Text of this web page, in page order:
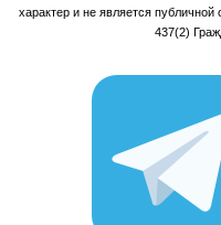
характер и не является
437(2)